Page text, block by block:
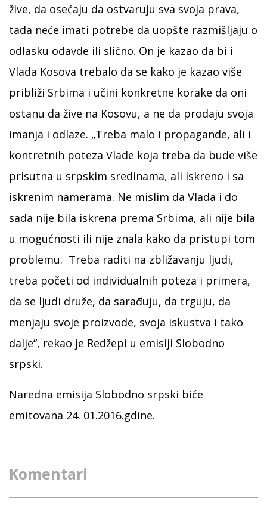
žive, da osećaju da ostvaruju sva svoja prava,
tada neće imati potrebe da uopšte razmišljaju o
odlasku odavde ili slično. On je kazao da bi i
Vlada Kosova trebalo da se kako je kazao više
približi Srbima i učini konkretne korake da oni
ostanu da žive na Kosovu, a ne da prodaju svoja
imanja i odlaze. „Treba malo i propagande, ali i
kontretnih poteza Vlade koja treba da bude više
prisutna u srpskim sredinama, ali iskreno i sa
iskrenim namerama. Ne mislim da Vlada i do
sada nije bila iskrena prema Srbima, ali nije bila
u mogućnosti ili nije znala kako da pristupi tom
problemu. Treba raditi na zbližavanju ljudi,
treba početi od individualnih poteza i primera,
da se ljudi druže, da sarađuju, da trguju, da
menjaju svoje proizvode, svoja iskustva i tako
dalje“, rekao je Redžepi u emisiji Slobodno
srpski.
Naredna emisija Slobodno srpski biće
emitovana 24. 01.2016.gdine.
Komentari